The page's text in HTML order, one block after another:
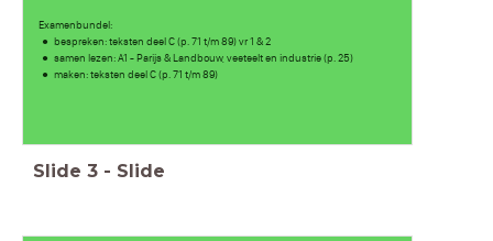
Examenbundel:
bespreken: teksten deel C (p. 71 t/m 89) vr 1 & 2
samen lezen: A1 - Parijs & Landbouw, veeteelt en industrie (p. 25)
maken: teksten deel C (p. 71 t/m 89)
Slide 3 - Slide